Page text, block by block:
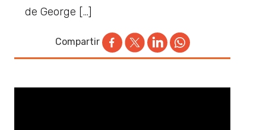
de George […]
Compartir